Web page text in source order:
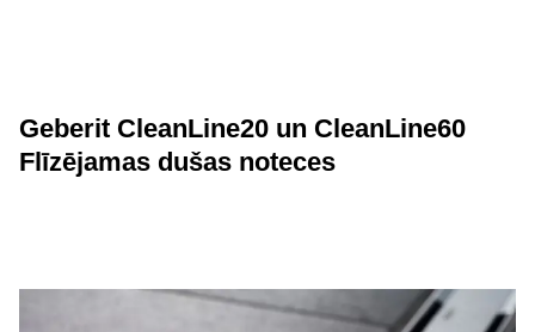
Geberit CleanLine20 un CleanLine60
Flīzējamas dušas noteces